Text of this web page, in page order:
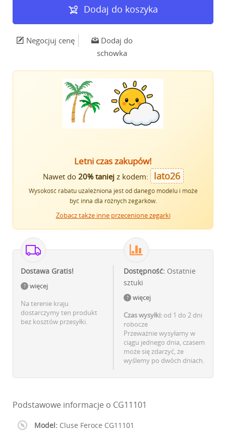
Dodaj do koszyka
Negocjuj cenę
Dodaj do
schowka
Letni czas zakupów!
Nawet do 20% taniejz kodem: lato26
Wysokość rabatu uzależniona jest od danego modelu i może
być inna dla różnych zegarków.
Zobacz także inne przecenione zegarki
Dostawa Gratis!
więcej
Na terenie kraju
dostarczymy ten produkt
bez kosztów przesyłki.
Dostępność: Ostatnie
sztuki
więcej
Czas wysyłki: od 1 do 2 dni
robocze
Przeważnie wysyłamy w
ciągu jednego dnia, czasem
może się zdarzyć, że
wyślemy po dwóch dniach.
Podstawowe informacje o CG11101
Model: Cluse Feroce CG11101